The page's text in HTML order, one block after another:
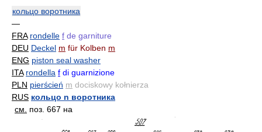
кольцо воротника
—
FRA rondelle f de garniture
DEU Deckel m für Kolben m
ENG piston seal washer
ITA rondella f di guarnizione
PLN pierścień m dociskowy kołnierza
RUS кольцо n воротника
см.
поз. 667 на